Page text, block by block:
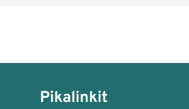
Pikalinkit